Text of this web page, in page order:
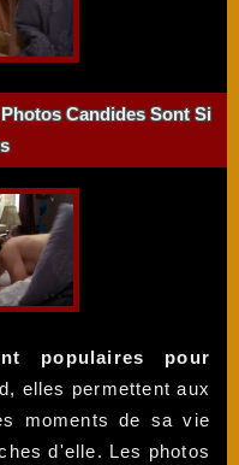
Candides Sont Si
populaires pour
elles permettent aux
moments de sa vie
d'elle. Les photos